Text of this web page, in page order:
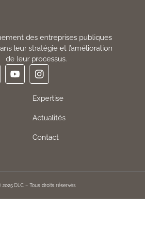
des entreprises publiques
leur stratégie et l’amélioration
de leur processus.
Expertise
Actualités
Contact
2025 DLC – Tous droits réservés